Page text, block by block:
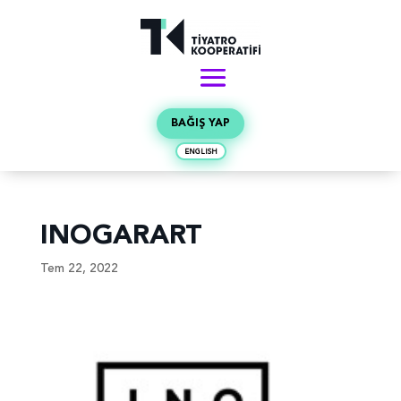
BAĞIŞ YAP
ENGLISH
INOGARART
Tem 22, 2022